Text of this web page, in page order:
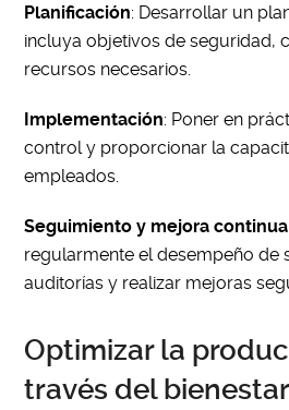
Planificación: Desarrollar un
incluya objetivos de seguridad,
recursos necesarios.
Implementación: Poner en
control y proporcionar la
empleados.
Seguimiento y mejora continua
regularmente el desempeño de
auditorías y realizar mejoras
Optimizar la
través del